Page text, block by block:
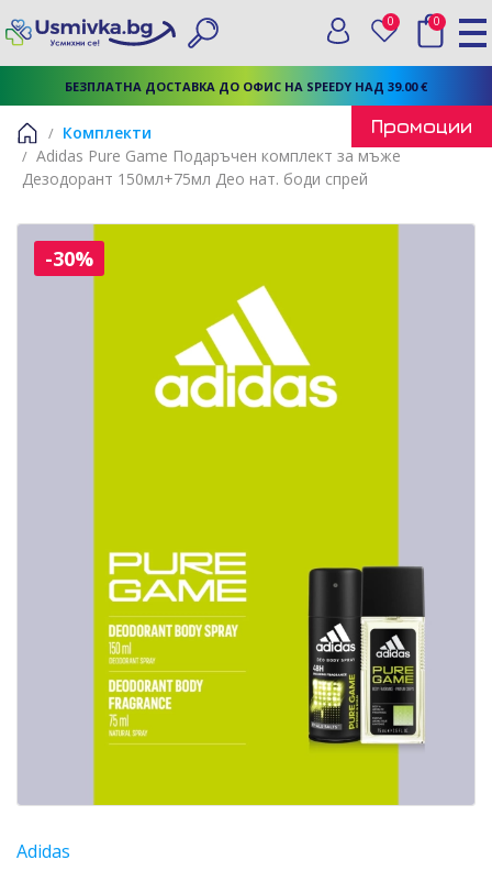
БЕЗПЛАТНА ДОСТАВКА ДО ОФИС НА SPEEDY НАД 39.00 €
Търси
Вход
0 Любими
0
Начало
Комплекти
Adidas Pure Game Подаръчен комплект за мъже
Дезодорант 150мл+75мл Део нат. боди спрей
-30%
Adidas
Промоции